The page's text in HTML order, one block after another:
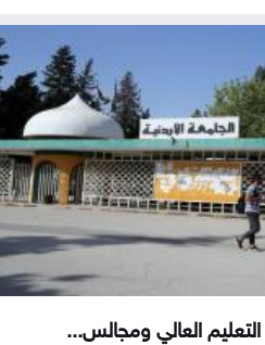
العالي ومجالس...